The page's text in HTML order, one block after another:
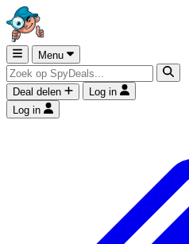
Menu
Deal delen
Log in
Log in